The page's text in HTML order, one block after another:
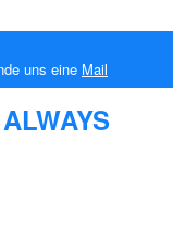
uns eine Mail